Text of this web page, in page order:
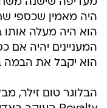
היה מאמין שכספי
הוא היה מעלה אותו
המעניינים יהיה אם
הוא יקבל את הבמה